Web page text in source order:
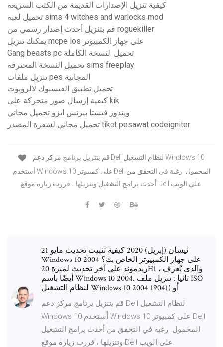
كيفية تنزيل الإصدارات القديمة من الكتب السريعة
تحميل لعبة sims 4 witches and warlocks mod
قم بتنزيل أحدث إصدار رسمي من roguekiller
يمكنك تنزيل mcpe ios على جهاز الكمبيوتر
Gang beasts pc تحميل النسخة الكاملة
تحميل النسخة المخترقة sims freeplay
تنزيل ملفات pes المجانية
تحميل تطبيق الفيسبوك لالروبوت
كيفية إرسال صور متحركة على kik
ويندوز فيستا بيزنس ايزو تحميل مجاني
تحميل مجاني لشفرة المصدر tiket pesawat codeigniter
أستخدم Windows 10 على كمبيوتر Dell المحمول. رغبة في التحقق من
21 نيسان (إبريل) 2020 كيفية تثبيت تحديث مايو
Windows 10 2004 على جهاز الكمبيوتر الخاص بك؟
ريدموند على آخر تحديث لميزة 20H1 ، والذي يُعرف
أيضًا باسم Windows 10 2004. ثانيا : تنزيل ملف ISO
لنظام التشغيل Windows 10 2004 أو (19041
قم بتنزيل برنامج مركز دعم Dell لنظام التشغيل
Windows 10 أستخدم Windows 10 على كمبيوتر Dell
المحمول. رغبة في التحقق من أحدث برامج التشغيل
وتنزيلها ، قررت زيارة موقع Dell على الويب.